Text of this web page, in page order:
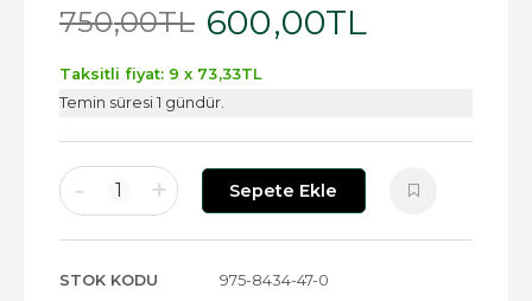
750,00TL 600,00TL
Taksitli fiyat: 9 x 73,33TL
Temin süresi 1 gündür.
- 1 + Sepete Ekle
STOK KODU
975-8434-47-0